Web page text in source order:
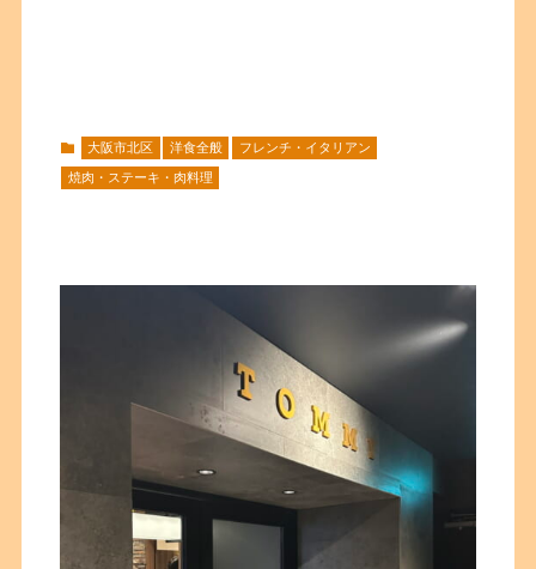
大阪市北区 洋食全般 フレンチ・イタリアン
焼肉・ステーキ・肉料理